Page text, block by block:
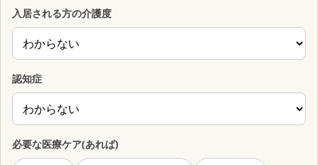
入居される方の介護度
認知症
必要な医療ケア(あれば)